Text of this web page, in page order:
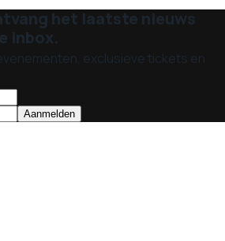
het laatste nieuws
inbox.
exclusieve tickets en